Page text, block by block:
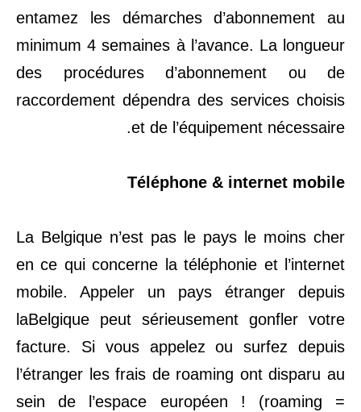
entamez les démarches d’abonnement au
minimum 4 semaines à l’avance. La longueur
des procédures d’abonnement ou de
raccordement dépendra des services choisis
et de l’équipement nécessaire.
Téléphone & internet mobile
La Belgique n’est pas le pays le moins cher
en ce qui concerne la téléphonie et l’internet
mobile. Appeler un pays étranger depuis
laBelgique peut sérieusement gonfler votre
facture. Si vous appelez ou surfez depuis
l’étranger les frais de roaming ont disparu au
sein de l’espace européen ! (roaming =